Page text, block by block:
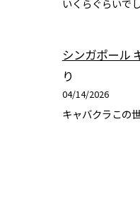
いくらぐらいで
シンガポール
り
04/14/2026
キャバクラこの